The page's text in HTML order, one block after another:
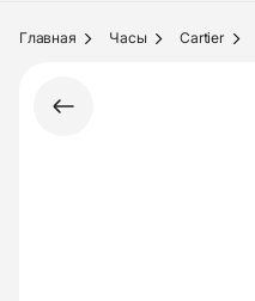
Украшения
Под заказ
Главная Часы Cartier